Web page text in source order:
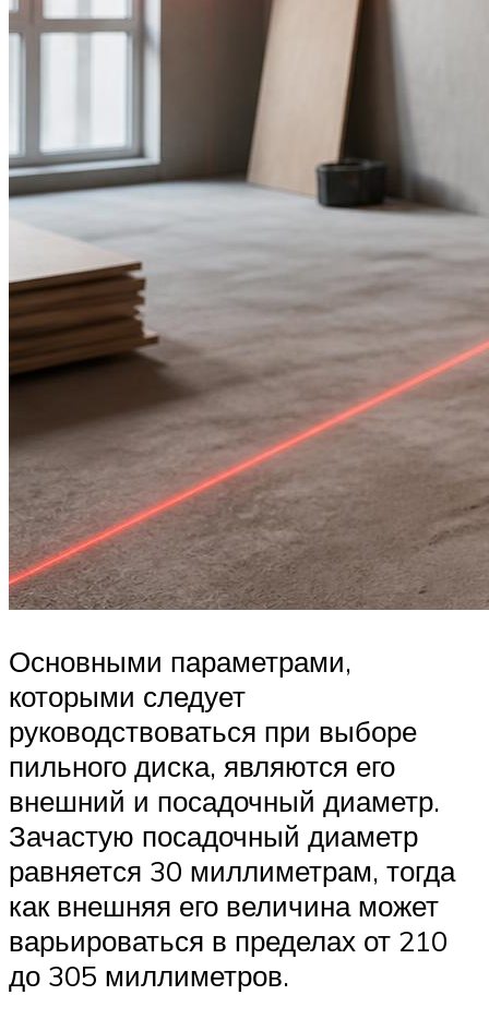
Основными параметрами,
которыми следует
руководствоваться при выборе
пильного диска, являются его
внешний и посадочный диаметр.
Зачастую посадочный диаметр
равняется 30 миллиметрам, тогда
как внешняя его величина может
варьироваться в пределах от 210
до 305 миллиметров.